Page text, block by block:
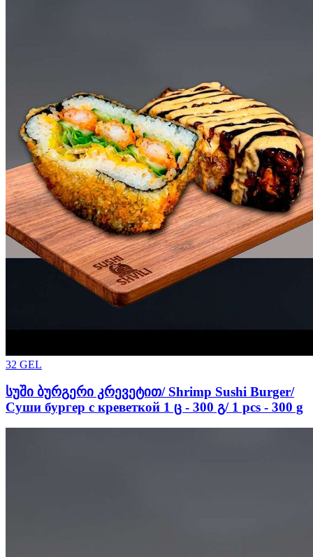
32 GEL
სუში ბურგერი კრევეტით/ Shrimp Sushi Burger/
Суши бургер с креветкой 1 ც - 300 გ/ 1 pcs - 300 g